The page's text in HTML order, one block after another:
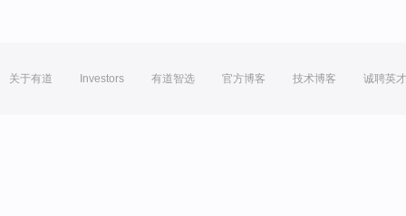
关于有道 Investors 有道智选 官方博客 技术博客 诚聘英才